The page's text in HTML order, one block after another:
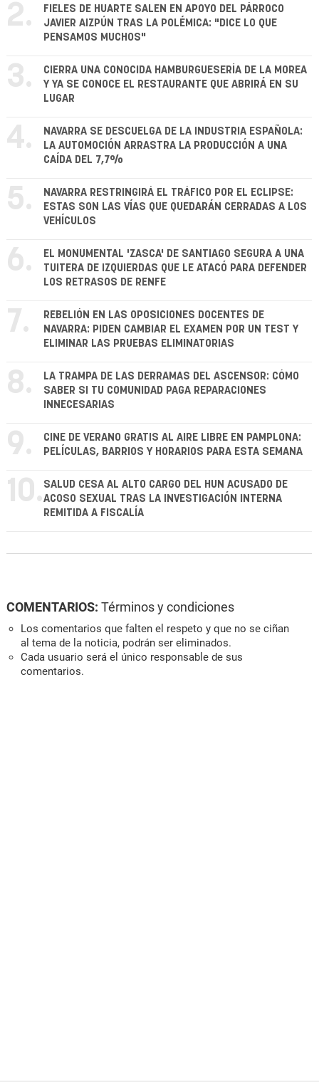
2.
FIELES DE HUARTE SALEN EN APOYO DEL PÁRROCO
JAVIER AIZPÚN TRAS LA POLÉMICA: "DICE LO QUE
PENSAMOS MUCHOS"
3.
CIERRA UNA CONOCIDA HAMBURGUESERÍA DE LA MOREA
Y YA SE CONOCE EL RESTAURANTE QUE ABRIRÁ EN SU
LUGAR
4.
NAVARRA SE DESCUELGA DE LA INDUSTRIA ESPAÑOLA:
LA AUTOMOCIÓN ARRASTRA LA PRODUCCIÓN A UNA
CAÍDA DEL 7,7%
5.
NAVARRA RESTRINGIRÁ EL TRÁFICO POR EL ECLIPSE:
ESTAS SON LAS VÍAS QUE QUEDARÁN CERRADAS A LOS
VEHÍCULOS
6.
EL MONUMENTAL 'ZASCA' DE SANTIAGO SEGURA A UNA
TUITERA DE IZQUIERDAS QUE LE ATACÓ PARA DEFENDER
LOS RETRASOS DE RENFE
7.
REBELIÓN EN LAS OPOSICIONES DOCENTES DE
NAVARRA: PIDEN CAMBIAR EL EXAMEN POR UN TEST Y
ELIMINAR LAS PRUEBAS ELIMINATORIAS
8.
LA TRAMPA DE LAS DERRAMAS DEL ASCENSOR: CÓMO
SABER SI TU COMUNIDAD PAGA REPARACIONES
INNECESARIAS
9.
CINE DE VERANO GRATIS AL AIRE LIBRE EN PAMPLONA:
PELÍCULAS, BARRIOS Y HORARIOS PARA ESTA SEMANA
10. SALUD CESA AL ALTO CARGO DEL HUN ACUSADO DE
ACOSO SEXUAL TRAS LA INVESTIGACIÓN INTERNA
REMITIDA A FISCALÍA
COMENTARIOS: Términos y condiciones
Los comentarios que falten el respeto y que no se ciñan
al tema de la noticia, podrán ser eliminados.
Cada usuario será el único responsable de sus
comentarios.